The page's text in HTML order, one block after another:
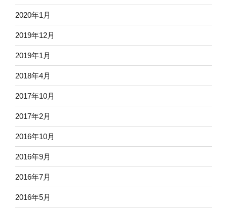
2020年1月
2019年12月
2019年1月
2018年4月
2017年10月
2017年2月
2016年10月
2016年9月
2016年7月
2016年5月